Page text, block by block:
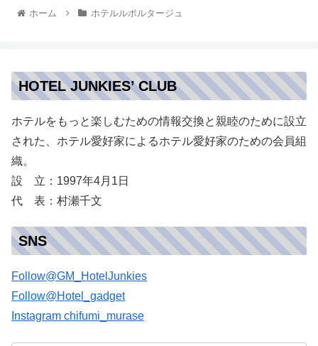
ホーム ホテルルポルタージュ
HOTEL JUNKIES’ CLUB
ホテルをもっと楽しむための情報交換と親睦のために設立
された、ホテル愛好家によるホテル愛好家のための会員組
織。
設 立：1997年4月1日
代 表：村瀬千文
SNS
Follow@GM_HotelJunkies
Follow@Hotel_gadget
Instagram chifumi_murase